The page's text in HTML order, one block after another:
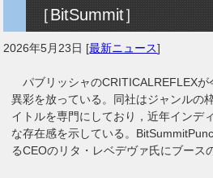
［BitSummit］
2026年5月23日 [最新ニュース]
パブリッシャのCRITICALREFLEXが
異彩を放っている。同社はジャンルの
イトルを専門にしており，近年インデ
な存在感を示している。
るCEOのリタ・レベデヴァ氏にブース